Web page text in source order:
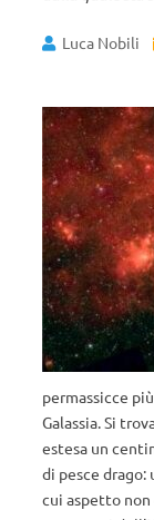
Luca Nobili
permassicce
Galassia. Si
estesa un
di pesce drago:
cui aspetto